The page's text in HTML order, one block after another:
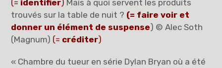
(= identifier) Mais à quoi servent les produits
trouvés sur la table de nuit ? (= faire voir et
donner un élément de suspense) © Alec Soth
(Magnum) (= créditer)
« Chambre du tueur en série Dylan Bryan où a été